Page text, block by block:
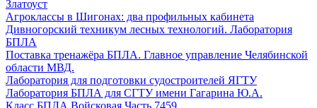
Златоуст
Агроклассы в Шигонах: два профильных кабинета
Дивногорский техникум лесных технологий. Лаборатория
БПЛА
Поставка тренажёра БПЛА. Главное управление Челябинской
области МВД.
Лаборатория для подготовки судостроителей ЯГТУ
Лаборатория БПЛА для СГТУ имени Гагарина Ю.А.
Класс БПЛА Войсковая Часть 7459